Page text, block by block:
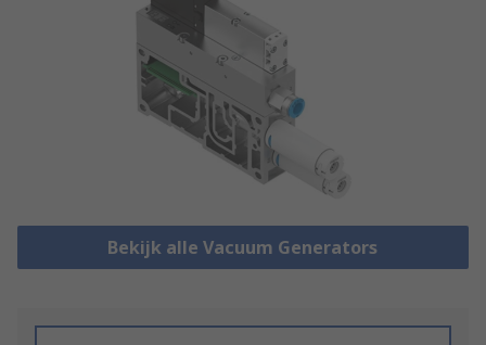
Bekijk alle Vacuum Generators